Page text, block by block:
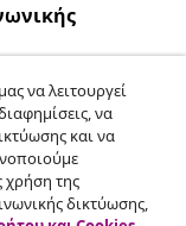
την
να λειτουργεί
να
και να
χρήση της
δικτύωσης,